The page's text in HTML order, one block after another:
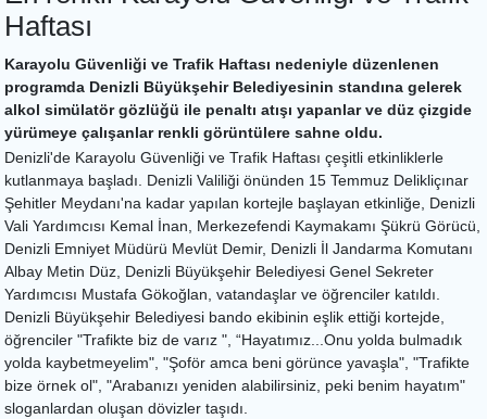
Haftası
Karayolu Güvenliği ve Trafik Haftası nedeniyle düzenlenen
programda Denizli Büyükşehir Belediyesinin standına gelerek
alkol simülatör gözlüğü ile penaltı atışı yapanlar ve düz çizgide
yürümeye çalışanlar renkli görüntülere sahne oldu.
Denizli'de Karayolu Güvenliği ve Trafik Haftası çeşitli etkinliklerle
kutlanmaya başladı. Denizli Valiliği önünden 15 Temmuz Delikliçınar
Şehitler Meydanı'na kadar yapılan kortejle başlayan etkinliğe, Denizli
Vali Yardımcısı Kemal İnan, Merkezefendi Kaymakamı Şükrü Görücü,
Denizli Emniyet Müdürü Mevlüt Demir, Denizli İl Jandarma Komutanı
Albay Metin Düz, Denizli Büyükşehir Belediyesi Genel Sekreter
Yardımcısı Mustafa Gökoğlan, vatandaşlar ve öğrenciler katıldı.
Denizli Büyükşehir Belediyesi bando ekibinin eşlik ettiği kortejde,
öğrenciler "Trafikte biz de varız ", “Hayatımız...Onu yolda bulmadık
yolda kaybetmeyelim", "Şoför amca beni görünce yavaşla", "Trafikte
bize örnek ol", "Arabanızı yeniden alabilirsiniz, peki benim hayatım"
sloganlardan oluşan dövizler taşıdı.